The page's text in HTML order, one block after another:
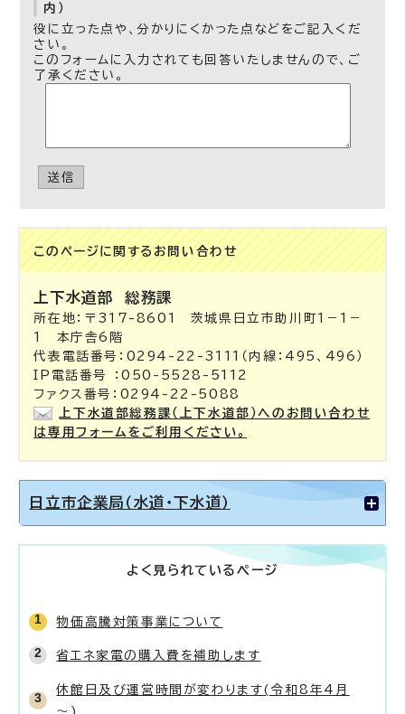
内）
役に立った点や、分かりにくかった点などをご記入くだ
さい。
このフォームに入力されても回答いたしませんので、ご
了承ください。
送信
このページに関する お問い合わせ
上下水道部総務課
所在地：〒317-8601 茨城県日立市助川町1－1－
1 本庁舎6階
代表電話番号：0294-22-3111（内線：495、496）
IP電話番号 ：050-5528-5112
ファクス番号：0294-22-5088
上下水道部総務課（上下水道部）へのお問い合わせ
は専用フォームをご利用ください。
日立市企業局（水道・下水道）
よく見られているページ
物価高騰対策事業について
省エネ家電の購入費を補助します
休館日及び運営時間が変わります(令和8年4月
～)